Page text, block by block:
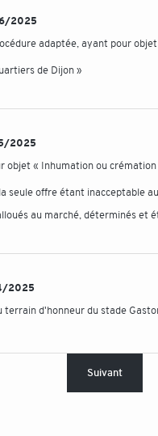
2025
adaptée, ayant pour
de Dijon »
2025
« Inhumation ou
offre étant inacceptable
au marché, déterminés et
2025
d'honneur du stade
Suivant